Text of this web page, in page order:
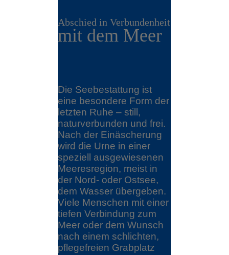
Abschied in Verbundenheit
mit dem Meer
Die Seebestattung ist
eine besondere Form der
letzten Ruhe – still,
naturverbunden und frei.
Nach der Einäscherung
wird die Urne in einer
speziell ausgewiesenen
Meeresregion, meist in
der Nord- oder Ostsee,
dem Wasser übergeben.
Viele Menschen mit einer
tiefen Verbindung zum
Meer oder dem Wunsch
nach einem schlichten,
pflegefreien Grabplatz